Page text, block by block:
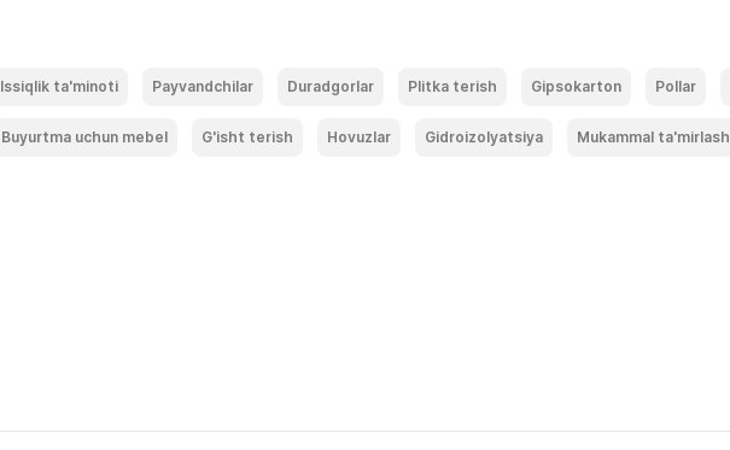
Issiqlik ta'minoti Payvandchilar Duradgorlar Plitka terish Gipsokarton Pollar
Buyurtma uchun mebel G'isht terish Hovuzlar Gidroizolyatsiya Mukammal ta'mirlash